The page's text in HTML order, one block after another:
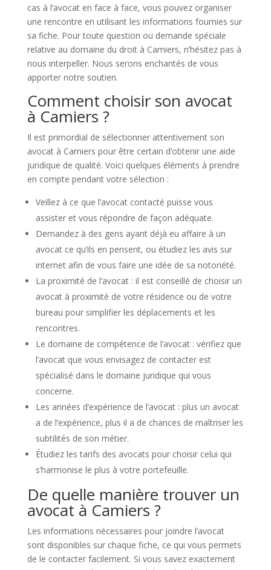
cas à l’avocat en face à face, vous pouvez organiser
une rencontre en utilisant les informations fournies sur
sa fiche. Pour toute question ou demande spéciale
relative au domaine du droit à Camiers, n’hésitez pas à
nous interpeller. Nous serons enchantés de vous
apporter notre soutien.
Comment choisir son avocat
à Camiers ?
Il est primordial de sélectionner attentivement son
avocat à Camiers pour être certain d’obtenir une aide
juridique de qualité. Voici quelques éléments à prendre
en compte pendant votre sélection :
Veillez à ce que l’avocat contacté puisse vous
assister et vous répondre de façon adéquate.
Demandez à des gens ayant déjà eu affaire à un
avocat ce qu’ils en pensent, ou étudiez les avis sur
internet afin de vous faire une idée de sa notoriété.
La proximité de l’avocat : il est conseillé de choisir un
avocat à proximité de votre résidence ou de votre
bureau pour simplifier les déplacements et les
rencontres.
Le domaine de compétence de l’avocat : vérifiez que
l’avocat que vous envisagez de contacter est
spécialisé dans le domaine juridique qui vous
concerne.
Les années d’expérience de l’avocat : plus un avocat
a de l’expérience, plus il a de chances de maîtriser les
subtilités de son métier.
Étudiez les tarifs des avocats pour choisir celui qui
s’harmonise le plus à votre portefeuille.
De quelle manière trouver un
avocat à Camiers ?
Les informations nécessaires pour joindre l’avocat
sont disponibles sur chaque fiche, ce qui vous permets
de le contacter facilement. Si vous savez exactement